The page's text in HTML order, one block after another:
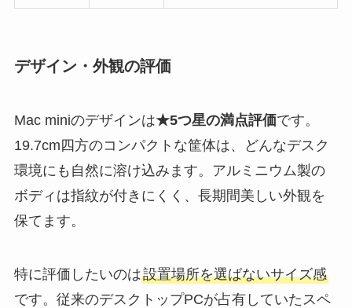
デザイン・外観の評価
Mac miniのデザインは★5つ星の満点評価です。
19.7cm四方のコンパクトな筐体は、どんなデスク
環境にも自然に溶け込みます。アルミニウム製の
ボディは指紋が付きにくく、長期間美しい外観を
保てます。
特に評価したいのは設置場所を選ばないサイズ感
です。従来のデスクトップPCが占有していたスペ